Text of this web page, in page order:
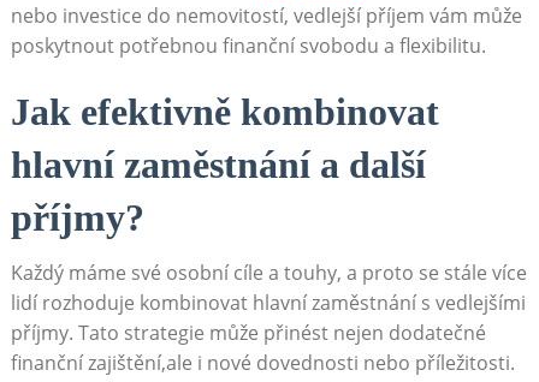
nebo investice do nemovitostí, vedlejší příjem vám může
poskytnout ⁤potřebnou finanční svobodu a flexibilitu.
Jak efektivně ‍kombinovat​
hlavní zaměstnání ‌a další
příjmy?
Každý máme ⁢své osobní ⁢cíle a ⁢touhy, a proto se⁤ stále ⁢více
lidí rozhoduje kombinovat ‌hlavní zaměstnání s‍ vedlejšími
​příjmy. Tato strategie může ⁤přinést⁣ nejen dodatečné
finanční zajištění,ale ⁢i nové dovednosti nebo⁤ příležitosti.